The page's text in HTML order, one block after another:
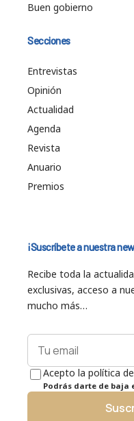
Buen gobierno
Secciones
Entrevistas
Opinión
Actualidad
Agenda
Revista
Anuario
Premios
¡Suscríbete a nuestra
Recibe toda la
exclusivas, acceso a
mucho más…
Acepto la política
Podrás darte de